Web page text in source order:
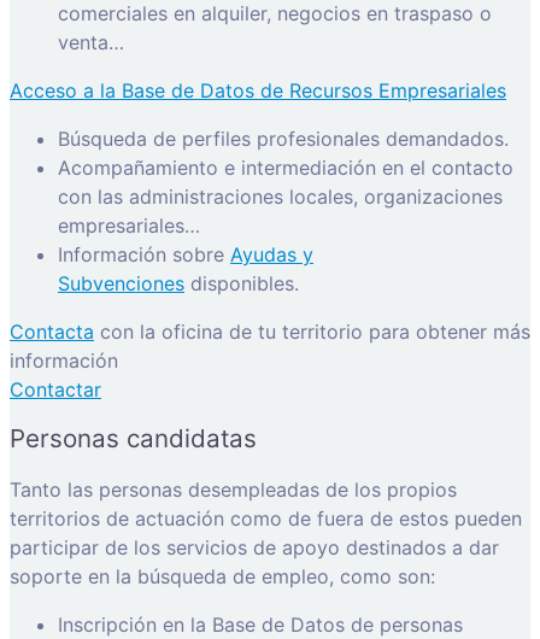
comerciales en alquiler, negocios en traspaso o
venta…
Acceso a la Base de Datos de Recursos Empresariales
Búsqueda de perfiles profesionales demandados.
Acompañamiento e intermediación en el contacto
con las administraciones locales, organizaciones
empresariales…
Información sobre Ayudas y
Subvenciones disponibles.
Contacta con la oficina de tu territorio para obtener más
información
Contactar
Personas candidatas
Tanto las personas desempleadas de los propios
territorios de actuación como de fuera de estos pueden
participar de los servicios de apoyo destinados a dar
soporte en la búsqueda de empleo, como son:
Inscripción en la Base de Datos de personas